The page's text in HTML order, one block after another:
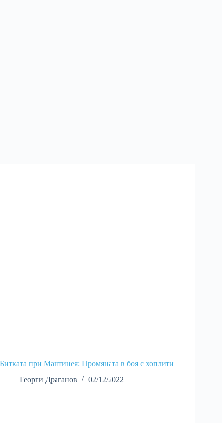
Битката при Мантинея: Промяната в боя с хоплити
Георги Драганов
02/12/2022